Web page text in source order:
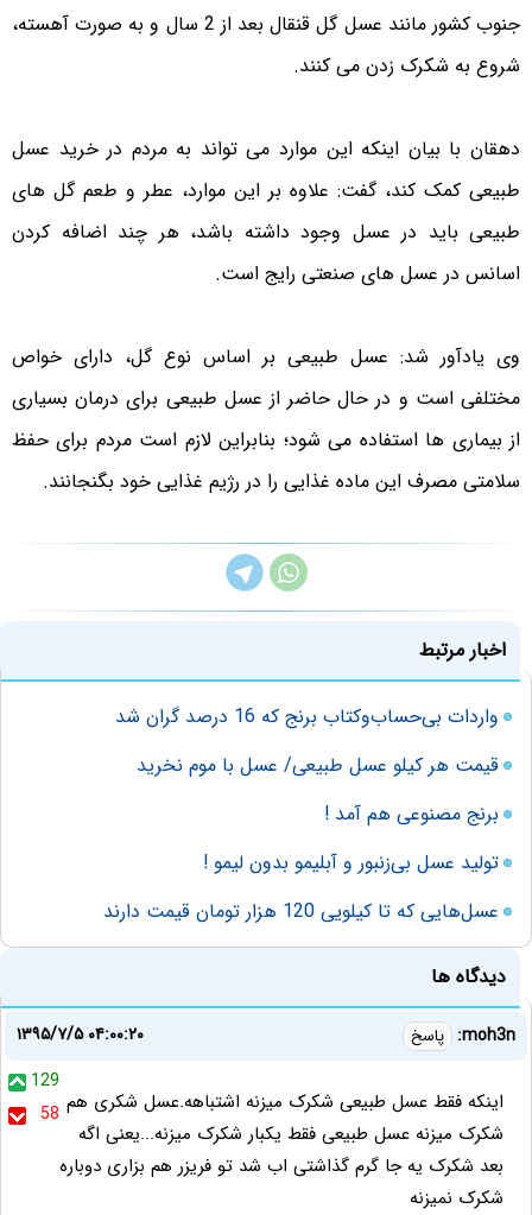
جنوب کشور مانند عسل گل قنقال بعد از 2 سال و به صورت آهسته،
شروع به شکرک زدن می کنند.
دهقان با بیان اینکه این موارد می تواند به مردم در خرید عسل
طبیعی کمک کند، گفت: علاوه بر این موارد، عطر و طعم گل های
طبیعی باید در عسل وجود داشته باشد، هر چند اضافه کردن
اسانس در عسل های صنعتی رایج است.
وی یادآور شد: عسل طبیعی بر اساس نوع گل، دارای خواص
مختلفی است و در حال حاضر از عسل طبیعی برای درمان بسیاری
از بیماری ها استفاده می شود؛ بنابراین لازم است مردم برای حفظ
سلامتی مصرف این ماده غذایی را در رژیم غذایی خود بگنجانند.
اخبار مرتبط
واردات بی‌حساب‌وکتاب برنج که 16 درصد گران شد
قیمت هر کیلو عسل طبیعی/ عسل با موم نخرید
برنج مصنوعی هم آمد !
تولید عسل بی‌زنبور و آبلیمو بدون لیمو !
عسل‌هایی که تا کیلویی 120 هزار تومان قیمت دارند
دیدگاه ها
moh3n: پاسخ
۱۳۹۵/۷/۵ ۰۴:۰۰:۲۰
129
58 اینکه فقط عسل طبیعی شکرک میزنه اشتباهه.عسل شکری هم
شکرک میزنه عسل طبیعی فقط یکبار شکرک میزنه...یعنی اگه
بعد شکرک یه جا گرم گذاشتی اب شد تو فریزر هم بزاری دوباره
شکرک نمیزنه